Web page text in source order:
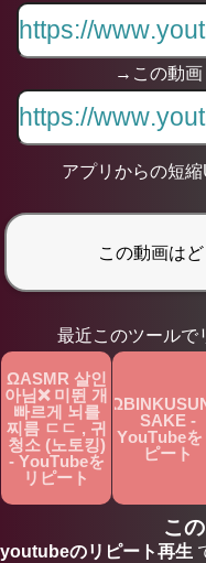
→この動画
アプリからの短
最近このツールで
ΩASMR 살인
아님❌ 미뛴 개
빠르게 뇌를
찌름 ㄷㄷ , 귀
청소 (노토킹)
- YouTubeを
リピート
SAKE -
YouTubeを
ピート
こ
youtubeのリピート再生